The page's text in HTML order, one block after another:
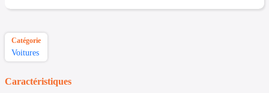
Catégorie
Voitures
Caractéristiques